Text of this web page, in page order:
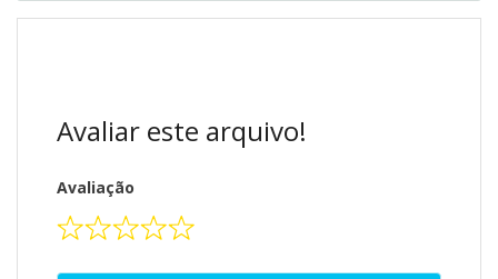
Avaliar este arquivo!
Avaliação